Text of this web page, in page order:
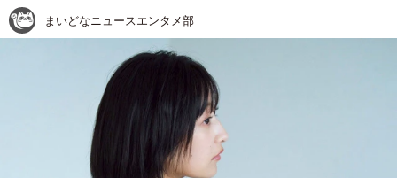
まいどなニュースエンタメ部